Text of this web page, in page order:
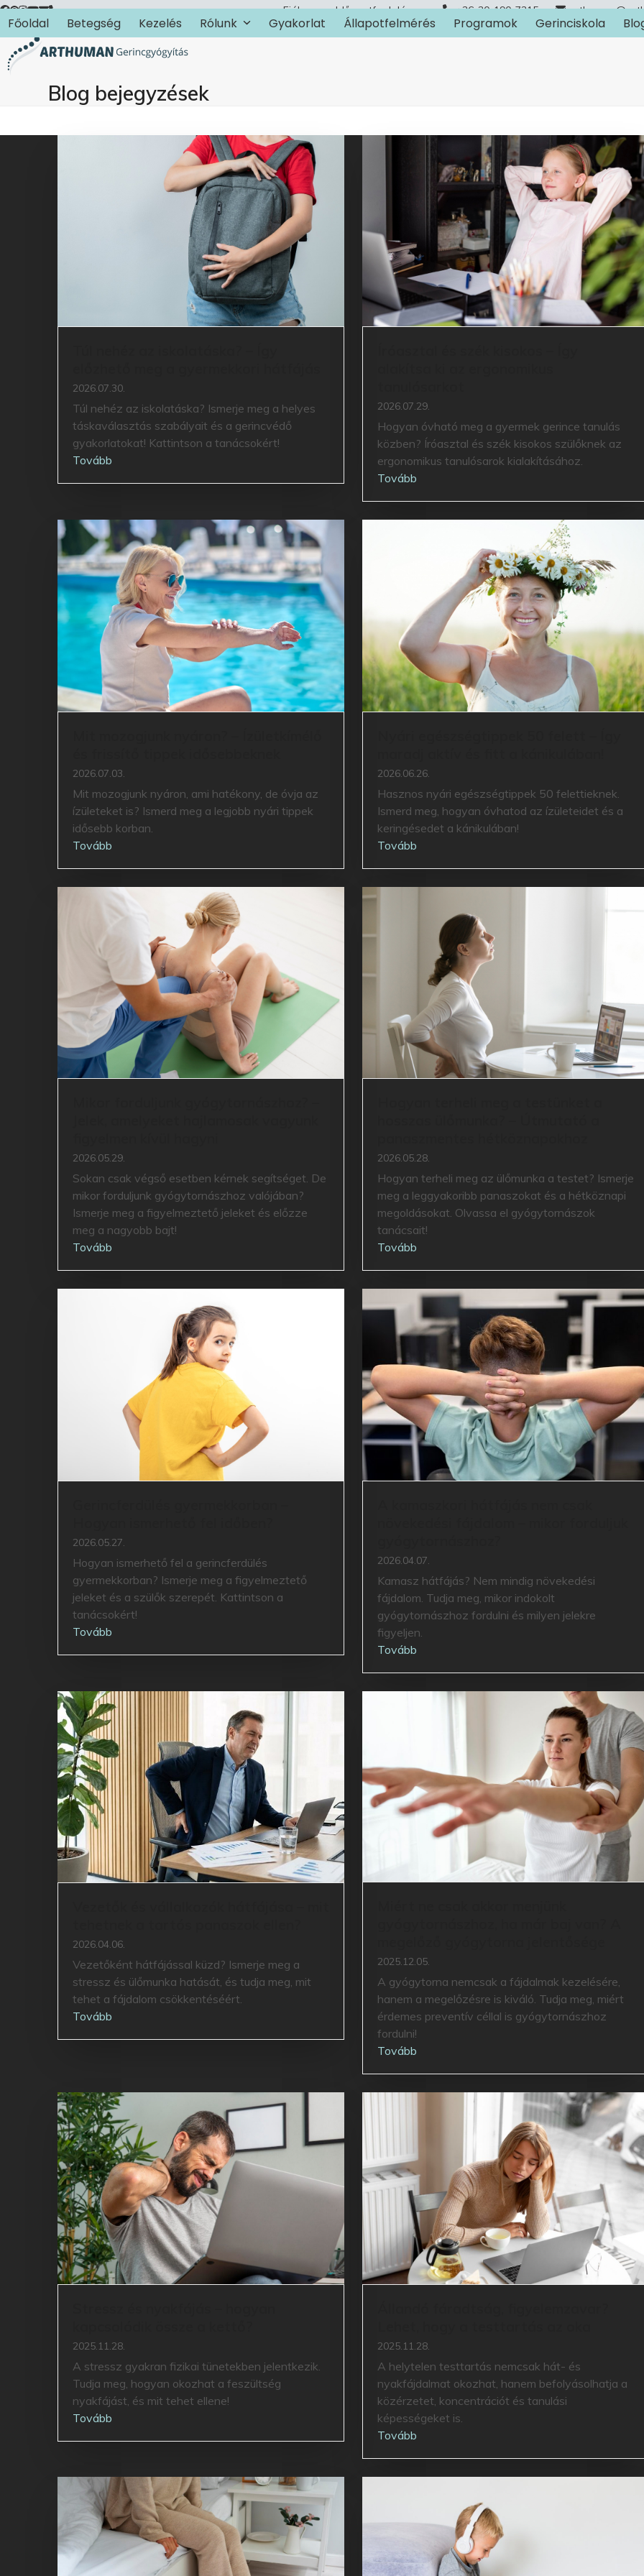
Skip
to
content
Fiókom Időpontfoglalás +36-30-190-7315
Főoldal Betegség Kezelés Rólunk Gyakorlat Állapotfelmérés Programok Gerinciskola
Blog bejegyzések
2026.07.30.
Túl nehéz az iskolatáska? Ismerje meg a helyes
táskaválasztás szabályait és a gerincvédő
gyakorlatokat! Kattintson a tanácsokért!
Tovább
2026.07.29.
Hogyan óvható meg a gyermek gerince tanulás
közben? Íróasztal és szék kisokos szülőknek az
ergonomikus tanulósarok kialakításához.
Tovább
2026.07.03.
Mit mozogjunk nyáron, ami hatékony, de óvja az
ízületeket is? Ismerd meg a legjobb nyári tippek
idősebb korban.
Tovább
2026.06.26.
Hasznos nyári egészségtippek 50 felettieknek.
Ismerd meg, hogyan óvhatod az ízületeidet és a
keringésedet a kánikulában!
Tovább
2026.05.29.
Sokan csak végső esetben kérnek segítséget. De
mikor forduljunk gyógytornászhoz valójában?
Ismerje meg a figyelmeztető jeleket és előzze
meg a nagyobb bajt!
Tovább
2026.05.28.
Hogyan terheli meg az ülőmunka a testet? Ismerje
meg a leggyakoribb panaszokat és a hétköznapi
megoldásokat. Olvassa el gyógytornászok
tanácsait!
Tovább
2026.05.27.
Hogyan ismerhető fel a gerincferdülés
gyermekkorban? Ismerje meg a figyelmeztető
jeleket és a szülők szerepét. Kattintson a
tanácsokért!
Tovább
2026.04.07.
Kamasz hátfájás? Nem mindig növekedési
fájdalom. Tudja meg, mikor indokolt
gyógytornászhoz fordulni és milyen jelekre
figyeljen.
Tovább
2026.04.06.
Vezetőként hátfájással küzd? Ismerje meg a
stressz és ülőmunka hatását, és tudja meg, mit
tehet a fájdalom csökkentéséért.
Tovább
2025.12.05.
A gyógytorna nemcsak a fájdalmak kezelésére,
hanem a megelőzésre is kiváló. Tudja meg, miért
érdemes preventív céllal is gyógytornászhoz
fordulni!
Tovább
2025.11.28.
A stressz gyakran fizikai tünetekben jelentkezik.
Tudja meg, hogyan okozhat a feszültség
nyakfájást, és mit tehet ellene!
Tovább
2025.11.28.
A helytelen testtartás nemcsak hát- és
nyakfájdalmat okozhat, hanem befolyásolhatja a
közérzetet, koncentrációt és tanulási
képességeket is.
Tovább